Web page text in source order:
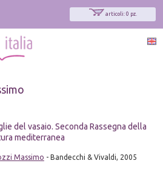
articoli: 0 pz.
del vasaio. Seconda Rassegna della
mediterranea
Massimo - Bandecchi & Vivaldi, 2005